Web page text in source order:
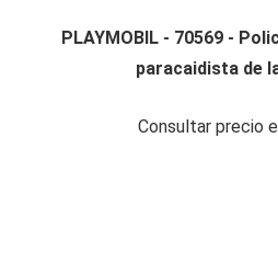
PLAYMOBIL - 70569 -
paracaidista de
Consultar precio